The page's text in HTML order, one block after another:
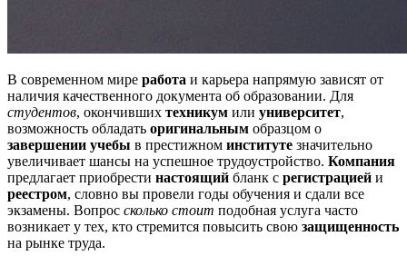
В современном мире работа и карьера напрямую зависят от
наличия качественного документа об образовании. Для
студентов, окончивших техникум или университет,
возможность обладать оригинальным образцом о
завершении учебы в престижном институте значительно
увеличивает шансы на успешное трудоустройство. Компания
предлагает приобрести настоящий бланк с регистрацией и
реестром, словно вы провели годы обучения и сдали все
экзамены. Вопрос сколько стоит подобная услуга часто
возникает у тех, кто стремится повысить свою защищенность
на рынке труда.